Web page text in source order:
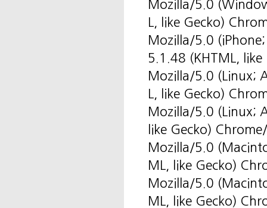
Mozilla/5.0
L, like Gecko)
Mozilla/5.0
5.1.48 (KHTML,
Mozilla/5.0 (Linux;
L, like Gecko)
Mozilla/5.0 (Linux;
like Gecko)
Mozilla/5.0
ML, like Gecko)
Mozilla/5.0
ML, like Gecko)